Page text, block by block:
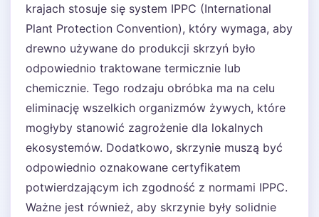
krajach stosuje się system IPPC (International
Plant Protection Convention), który wymaga, aby
drewno używane do produkcji skrzyń było
odpowiednio traktowane termicznie lub
chemicznie. Tego rodzaju obróbka ma na celu
eliminację wszelkich organizmów żywych, które
mogłyby stanowić zagrożenie dla lokalnych
ekosystemów. Dodatkowo, skrzynie muszą być
odpowiednio oznakowane certyfikatem
potwierdzającym ich zgodność z normami IPPC.
Ważne jest również, aby skrzynie były solidnie